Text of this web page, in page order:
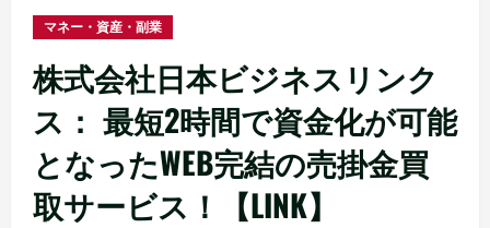
マネー・資産・副業
株式会社日本ビジネスリンク
ス： 最短2時間で資金化が可能
となったWEB完結の売掛金買
取サービス！【LINK】